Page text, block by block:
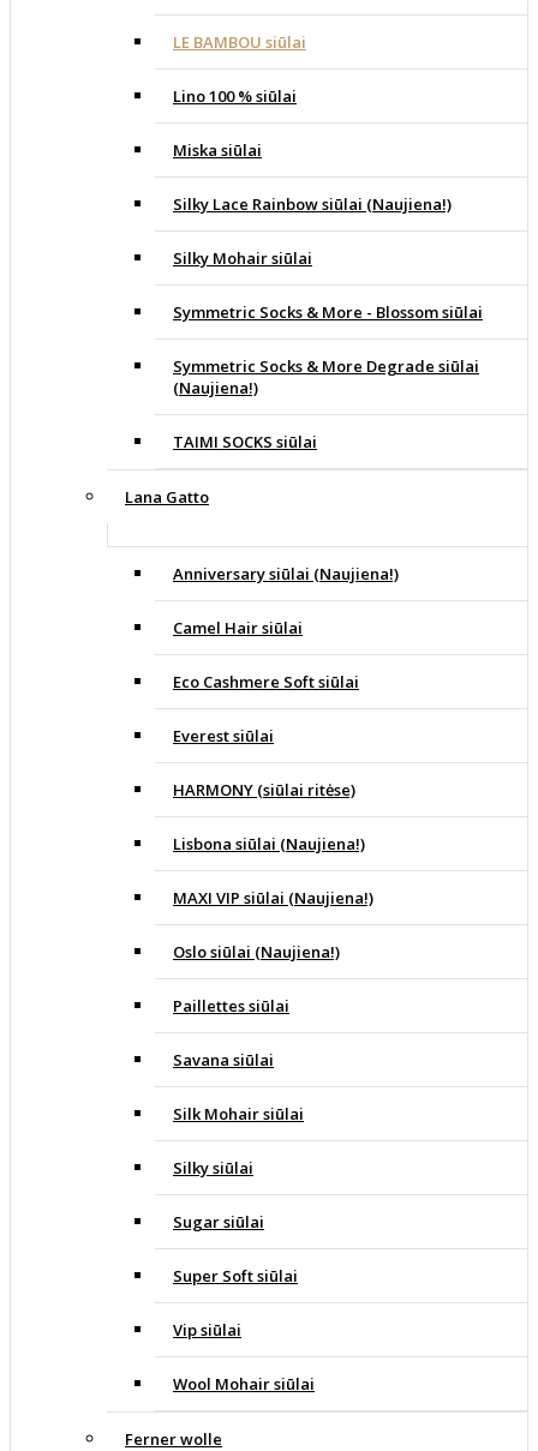
LE BAMBOU siūlai
Lino 100 % siūlai
Miska siūlai
Silky Lace Rainbow siūlai (Naujiena!)
Silky Mohair siūlai
Symmetric Socks & More - Blossom siūlai
Symmetric Socks & More Degrade siūlai
(Naujiena!)
TAIMI SOCKS siūlai
Lana Gatto
Anniversary siūlai (Naujiena!)
Camel Hair siūlai
Eco Cashmere Soft siūlai
Everest siūlai
HARMONY (siūlai ritėse)
Lisbona siūlai (Naujiena!)
MAXI VIP siūlai (Naujiena!)
Oslo siūlai (Naujiena!)
Paillettes siūlai
Savana siūlai
Silk Mohair siūlai
Silky siūlai
Sugar siūlai
Super Soft siūlai
Vip siūlai
Wool Mohair siūlai
Ferner wolle